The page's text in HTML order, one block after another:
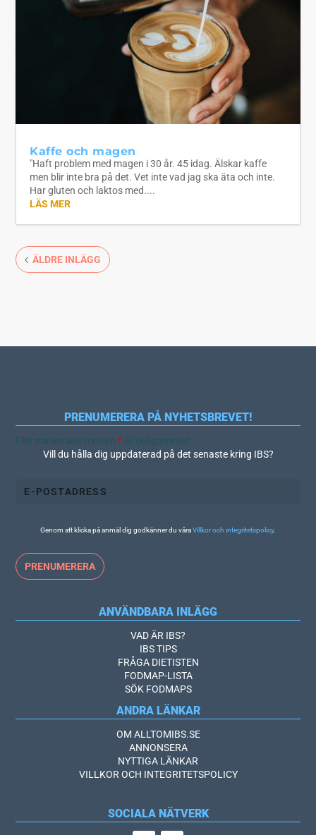
Kaffe och magen
"Haft problem med magen i 30 år. 45 idag. Älskar kaffe
men blir inte bra på det. Vet inte vad jag ska äta och inte.
Har gluten och laktos med....
LÄS MER
ÄLDRE INLÄGG
PRENUMERERA PÅ NYHETSBREVET!
Fält markerade med en* är obligatoriskt
Vill du hålla dig uppdaterad på det senaste kring IBS?
Genom att klicka på anmäl dig godkänner du våraVillkor och integritetspolicy.
ANVÄNDBARA INLÄGG
VAD ÄR IBS?
IBS TIPS
FRÅGA DIETISTEN
FODMAP-LISTA
SÖK FODMAPS
ANDRA LÄNKAR
OM ALLTOMIBS.SE
ANNONSERA
NYTTIGA LÄNKAR
VILLKOR OCH INTEGRITETSPOLICY
SOCIALA NÄTVERK